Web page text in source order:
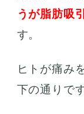
うが脂肪吸
す。
ヒトが痛み
下の通りです